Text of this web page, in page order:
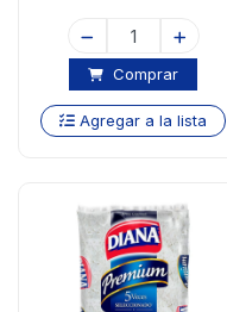
Comprar
Agregar a la lista